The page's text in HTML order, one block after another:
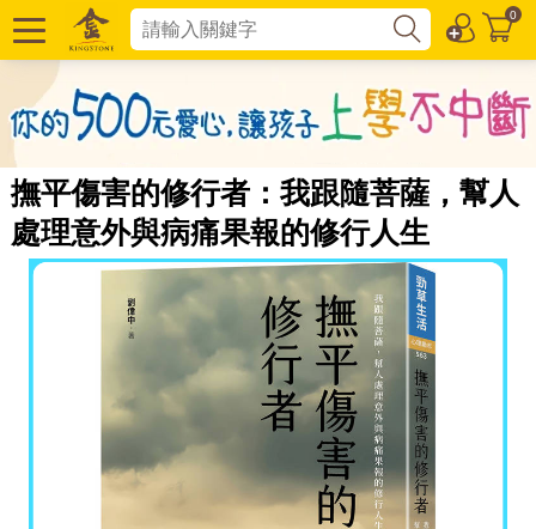
0
撫平傷害的修行者：我跟隨菩薩，幫人
處理意外與病痛果報的修行人生